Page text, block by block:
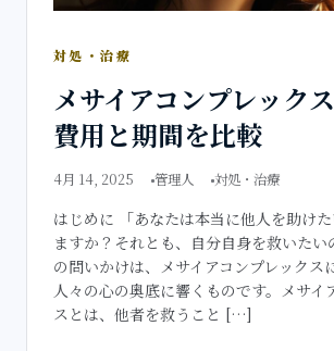
対処・治療
メサイアコンプレック
費用と期間を比較
4月 14, 2025 管理人 対処・治療
はじめに 「あなたは本当に他人を助け
ますか？それとも、自分自身を救いたい
の問いかけは、メサイアコンプレックス
人々の心の奥底に響くものです。メサイ
スとは、他者を救うこと […]